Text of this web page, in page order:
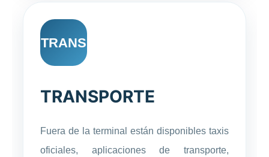
TRANS
TRANSPORTE
Fuera de la terminal están disponibles taxis
oficiales, aplicaciones de transporte,